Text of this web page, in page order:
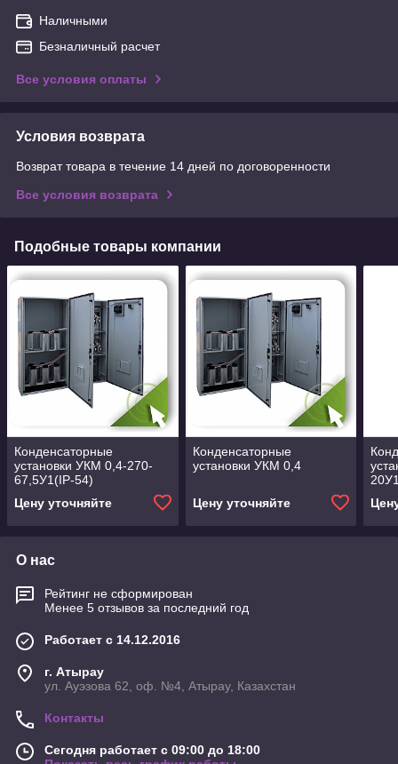
Наличными
Безналичный расчет
Все условия оплаты
Условия возврата
Возврат товара в течение 14 дней по договоренности
Все условия возврата
Подобные товары компании
Конденсаторные
установки УКМ 0,4-270-
67,5У1(IP-54)
Цену уточняйте
Конденсаторные
установки УКМ 0,4
Цену уточняйте
О нас
Рейтинг не сформирован
Менее 5 отзывов за последний год
Работает с 14.12.2016
г. Атырау
ул. Ауэзова 62, оф. №4, Атырау, Казахстан
Контакты
Сегодня работает с 09:00 до 18:00